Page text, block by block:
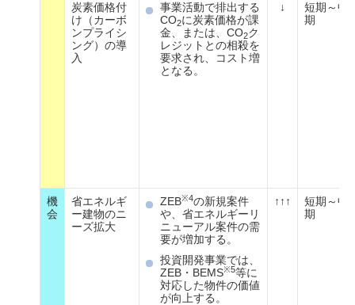
炭素価格付
け（カーボ
ンプライシ
ング）の導
入
事業活動で排出する
CO2に炭素価格が課
金、または、CO2ク
レジットとの相殺を
要求され、コスト増
となる。
↓
短期～中
期
機
会
省エネルギ
ー建物のニ
ーズ拡大
ZEB※4の新規案件
や、省エネルギーリ
ニューアル案件の需
要が増加する。
投資開発事業では、
ZEB・BEMS※5等に
対応した物件の価値
が向上する。
↑↑↑
短期～中
期